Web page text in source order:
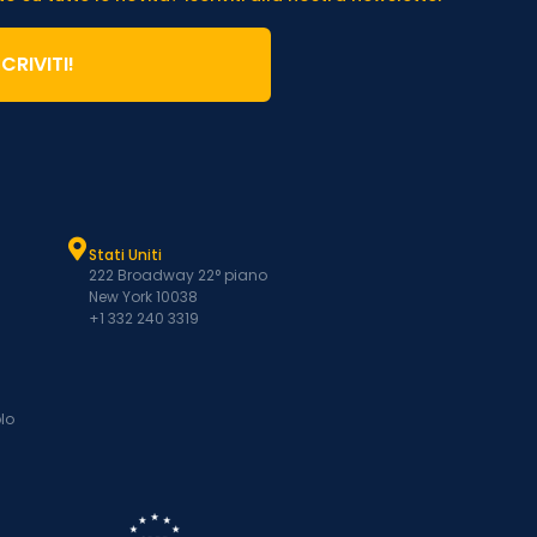
Stati Uniti
222 Broadway 22° piano
New York 10038
+1 332 240 3319